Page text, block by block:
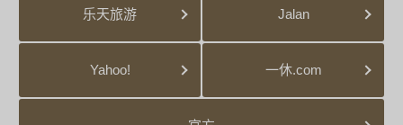
乐天旅游 Jalan
Yahoo! 一休.com